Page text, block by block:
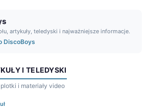
artykuły, teledyski i najważniejsze informacje.
DiscoBoys
I TELEDYSKI
i materiały video